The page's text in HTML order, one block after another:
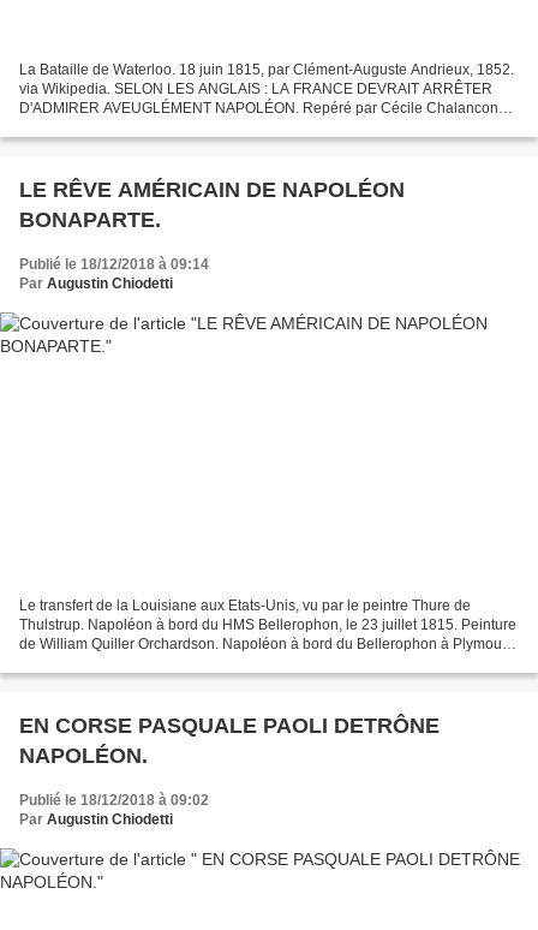
La Bataille de Waterloo. 18 juin 1815, par Clément-Auguste Andrieux, 1852.
via Wikipedia. SELON LES ANGLAIS : LA FRANCE DEVRAIT ARRÊTER
D'ADMIRER AVEUGLÉMENT NAPOLÉON. Repéré par Cécile Chalancon
LE RÊVE AMÉRICAIN DE NAPOLÉON
BONAPARTE.
Publié le 18/12/2018 à 09:14
Par Augustin Chiodetti
Le transfert de la Louisiane aux Etats-Unis, vu par le peintre Thure de
Thulstrup. Napoléon à bord du HMS Bellerophon, le 23 juillet 1815. Peinture
de William Quiller Orchardson. Napoléon à bord du Bellerophon à Plymouth.
EN CORSE PASQUALE PAOLI DETRÔNE
NAPOLÉON.
Publié le 18/12/2018 à 09:02
Par Augustin Chiodetti